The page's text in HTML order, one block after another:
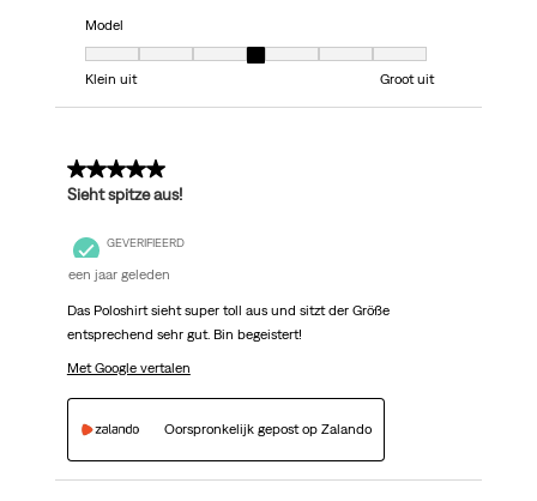
Model
Klein uit
Groot uit
5 van 5 sterren.
Sieht spitze aus!
GEVERIFIEERD
een jaar geleden
Das Poloshirt sieht super toll aus und sitzt der Größe
entsprechend sehr gut. Bin begeistert!
Met Google vertalen
Oorspronkelijk gepost op Zalando